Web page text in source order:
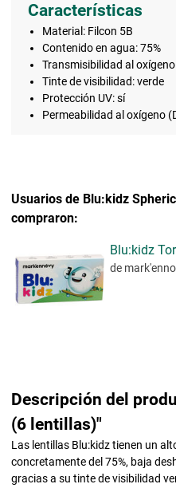
Características
Material: Filcon 5B
Contenido en agua: 75%
Transmisibilidad al
Tinte de visibilidad: verde
Protección UV: sí
Permeabilidad al oxígeno
Usuarios de Blu:kidz
compraron:
Blu:kidz
de
Descripción del
(6 lentillas)"
Las lentillas Blu:kidz tienen un
concretamente del 75%, baja
gracias a su tinte de visibilidad